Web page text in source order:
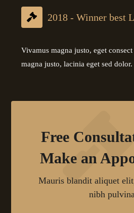
2018 - Winner best
Vivamus magna justo, eget
magna justo, lacinia eget sed dolor.
Free
Make an
Mauris blandit aliquet
nibh